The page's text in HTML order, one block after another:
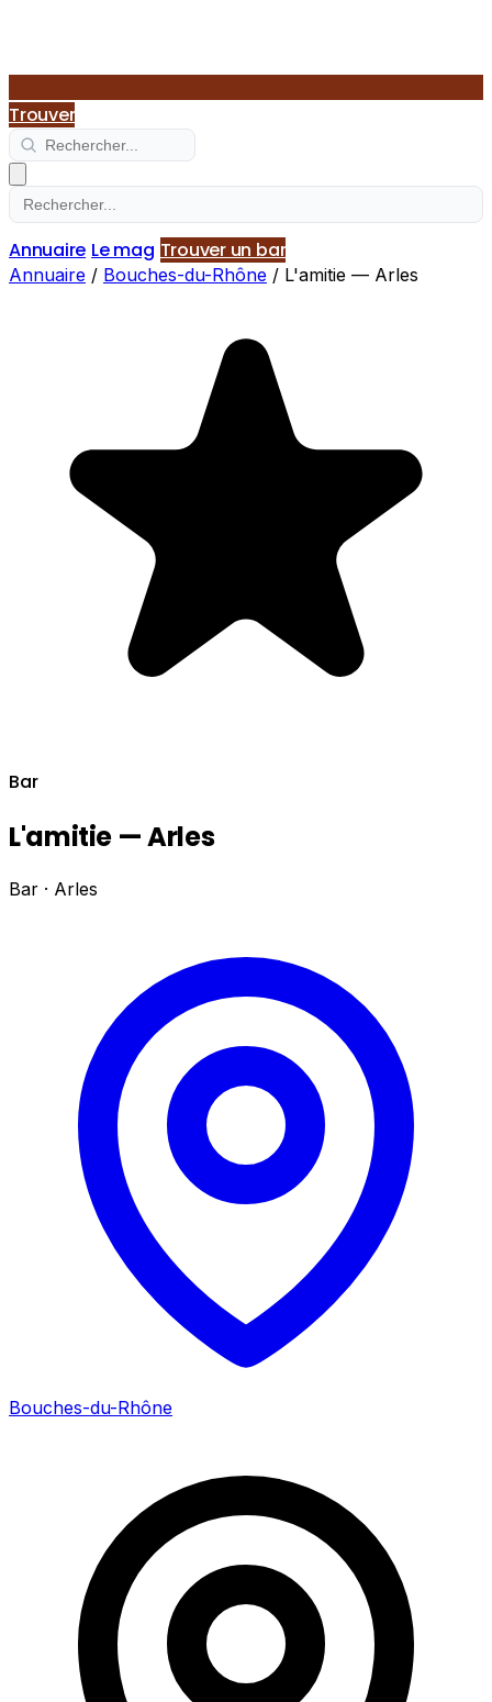
Trouver
Annuaire Le mag Trouver un bar
Annuaire / Bouches-du-Rhône / L'amitie — Arles
Bar
L'amitie — Arles
Bar · Arles
Bouches-du-Rhône